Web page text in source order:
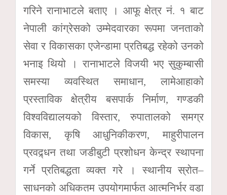
गरिने रानाभाटले बताए । आफू क्षेत्र नं. १ बाट
नेपाली कांग्रेसको उम्मेदवारका रूपमा जनताको
सेवा र विकासका एजेन्डामा प्रतिबद्ध रहेको उनको
भनाइ थियो । रानाभाटले विजयी भए सुकुम्बासी
समस्या व्यवस्थित समाधान, लामेआहाको
प्रस्ताविक क्षेत्रीय बसपार्क निर्माण, गण्डकी
विश्वविद्यालयको विस्तार, रुपातालको समग्र
विकास, कृषि आधुनिकीकरण, माहुरीपालन
प्रवद्र्धन तथा जडीबुटी प्रशोधन केन्द्र स्थापना
गर्ने प्रतिबद्धता व्यक्त गरे । स्थानीय स्रोत–
साधनको अधिकतम उपयोगमार्फत आत्मनिर्भर वडा